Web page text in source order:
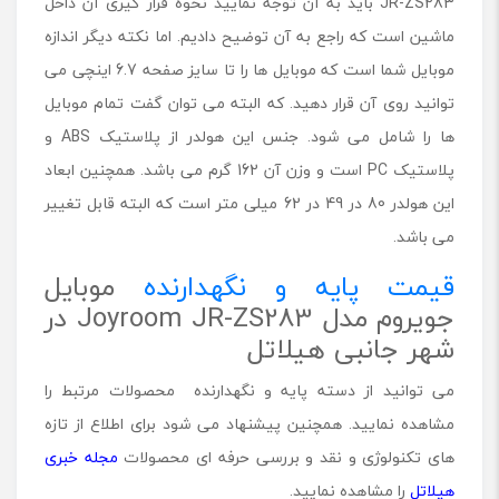
ماشین است که راجع به آن توضیح دادیم. اما نکته دیگر اندازه
موبایل شما است که موبایل ها را تا سایز صفحه 6.7 اینچی می
توانید روی آن قرار دهید. که البته می توان گفت تمام موبایل
ها را شامل می شود. جنس این هولدر از پلاستیک ABS و
پلاستیک PC است و وزن آن 162 گرم می باشد. همچنین ابعاد
این هولدر 80 در 49 در 62 میلی متر است که البته قابل تغییر
می باشد.
قیمت پایه و نگهدارنده موبایل
جویروم مدل Joyroom JR-ZS283 در
شهر جانبی هیلاتل
می توانید از دسته پایه و نگهدارنده محصولات مرتبط را
مشاهده نمایید. همچنین پیشنهاد می شود برای اطلاع از تازه
های تکنولوژی و نقد و بررسی حرفه ای محصولات مجله خبری
هیلاتل را مشاهده نمایید.